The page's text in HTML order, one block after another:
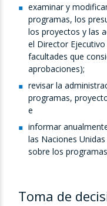
examinar y
programas, los
los proyectos y las
el Director
facultades que
aprobaciones);
revisar la
programas,
e
informar
las Naciones Unidas
sobre los
Toma de